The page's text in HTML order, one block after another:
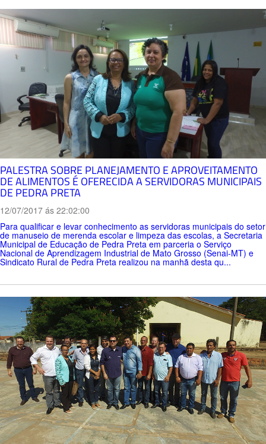
PALESTRA SOBRE PLANEJAMENTO E APROVEITAMENTO
DE ALIMENTOS É OFERECIDA A SERVIDORAS MUNICIPAIS
DE PEDRA PRETA
12/07/2017 ás 22:02:00
Para qualificar e levar conhecimento as servidoras municipais do setor
de manuseio de merenda escolar e limpeza das escolas, a Secretaria
Municipal de Educação de Pedra Preta em parceria o Serviço
Nacional de Aprendizagem Industrial de Mato Grosso (Senai-MT) e
Sindicato Rural de Pedra Preta realizou na manhã desta qu...